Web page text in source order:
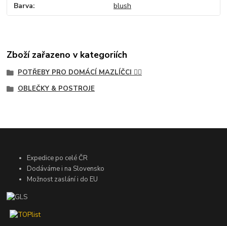
Barva blush
Zboží zařazeno v kategoriích
POTŘEBY PRO DOMÁCÍ MAZLÍČCI 🐕‍🦺
OBLEČKY & POSTROJE
Expedice po celé ČR
Dodáváme i na Slovensko
Možnost zaslání i do EU